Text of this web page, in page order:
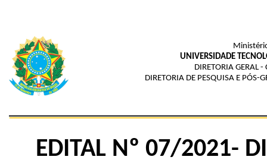
UNIVERSIDADE
DIRETORIA GERAL
DIRETORIA DE PESQUISA E
EDITAL Nº 07/2021-